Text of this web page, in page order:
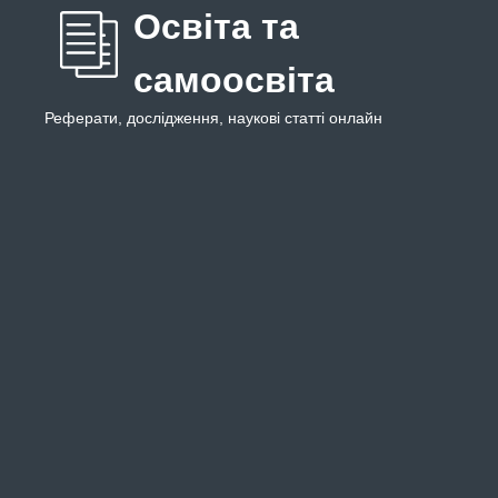
Освіта та
самоосвіта
Реферати, дослідження, наукові статті онлайн